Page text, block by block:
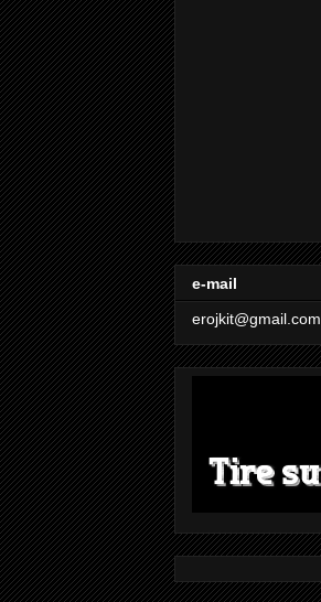
e-mail
erojkit@gmail.com